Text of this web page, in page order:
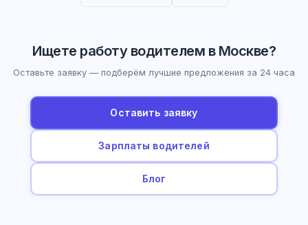
Ищете работу водителем в Москве?
Оставьте заявку — подберём лучшие предложения за 24 часа
Оставить заявку
Зарплаты водителей
Блог